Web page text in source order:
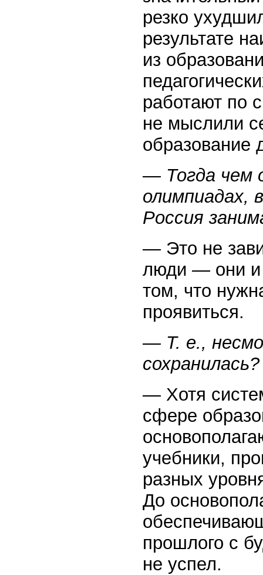
резко
результате
из
работают по
не мыслили
образование
— Тогда чем
олимпиадах,
Россия
— Это не
люди — они и
том, что
проявиться.
— Т. е.,
сохранилась?
— Хотя
сфере
учебники,
разных
До
прошлого с
не успел.